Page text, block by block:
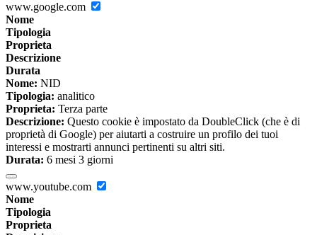
www.google.com
Nome
Tipologia
Proprieta
Descrizione
Durata
Nome: NID
Tipologia: analitico
Proprieta: Terza parte
Descrizione: Questo cookie è impostato da DoubleClick (che è di
proprietà di Google) per aiutarti a costruire un profilo dei tuoi
interessi e mostrarti annunci pertinenti su altri siti.
Durata: 6 mesi 3 giorni
www.youtube.com
Nome
Tipologia
Proprieta